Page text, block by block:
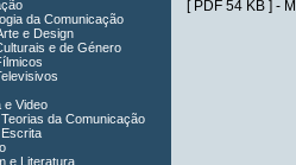
da Comunicação
e Design
e de Género
e Video
da Comunicação
e Literatura
[ PDF 54 KB] -